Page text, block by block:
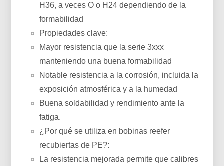
H36, a veces O o H24 dependiendo de la
formabilidad
Propiedades clave:
Mayor resistencia que la serie 3xxx
manteniendo una buena formabilidad
Notable resistencia a la corrosión, incluida la
exposición atmosférica y a la humedad
Buena soldabilidad y rendimiento ante la
fatiga.
¿Por qué se utiliza en bobinas reefer
recubiertas de PE?:
La resistencia mejorada permite que calibres